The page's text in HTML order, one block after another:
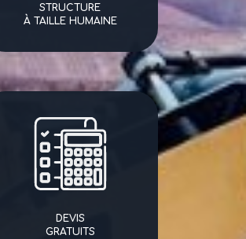
STRUCTURE
À TAILLE HUMAINE
DEVIS
GRATUITS